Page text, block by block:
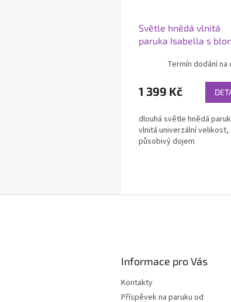
Světle hnědá vlnitá
paruka Isabella s
Termín dodání na
1 399 Kč
dlouhá světle hnědá
vlnitá univerzální velikost,
působivý dojem
Informace pro Vás
Kontakty
Příspěvek na paruku od